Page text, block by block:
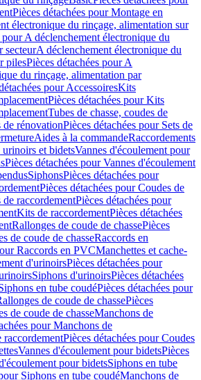
Pièces détachées pour Montage en
électronique du rinçage, alimentation sur
pour A déclenchement électronique du
secteurA déclenchement électronique du
pilesPièces détachées pour A
du rinçage, alimentation par
pour AccessoiresKits
Pièces détachées pour Kits
Tubes de chasse, coudes de
de rénovationPièces détachées pour Sets de
Aides à la commandeRaccordements
et bidetsVannes d'écoulement pour
Pièces détachées pour Vannes d'écoulement
SiphonsPièces détachées pour
Pièces détachées pour Coudes de
raccordementPièces détachées pour
Kits de raccordementPièces détachées
Rallonges de coude de chassePièces
de coude de chasseRaccords en
Raccords en PVCManchettes et cache-
d'urinoirsPièces détachées pour
Siphons d'urinoirsPièces détachées
en tube coudéPièces détachées pour
de coude de chassePièces
de coude de chasseManchons de
pour Manchons de
raccordementPièces détachées pour Coudes
Vannes d'écoulement pour bidetsPièces
pour bidetsSiphons en tube
Siphons en tube coudéManchons de